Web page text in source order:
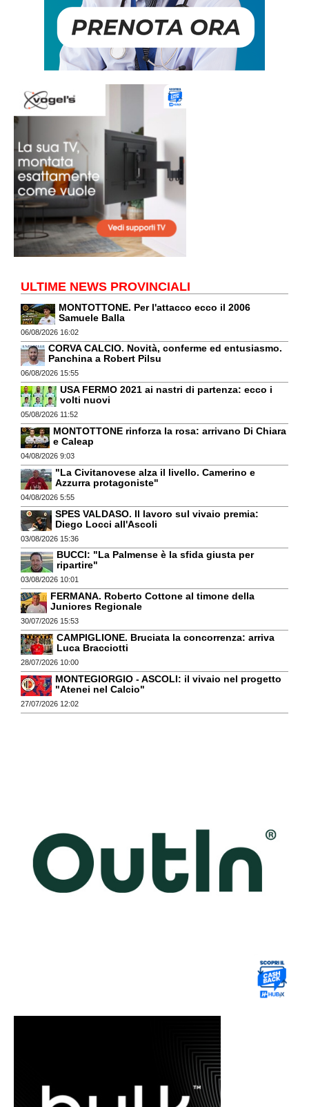
ULTIME NEWS PROVINCIALI
MONTOTTONE. Per l'attacco ecco il 2006
Samuele Balla
06/08/2026 16:02
CORVA CALCIO. Novità, conferme ed entusiasmo.
Panchina a Robert Pilsu
06/08/2026 15:55
USA FERMO 2021 ai nastri di partenza: ecco i
volti nuovi
05/08/2026 11:52
MONTOTTONE rinforza la rosa: arrivano Di Chiara
e Caleap
04/08/2026 9:03
"La Civitanovese alza il livello. Camerino e
Azzurra protagoniste"
04/08/2026 5:55
SPES VALDASO. Il lavoro sul vivaio premia:
Diego Locci all'Ascoli
03/08/2026 15:36
BUCCI: "La Palmense è la sfida giusta per
ripartire"
03/08/2026 10:01
FERMANA. Roberto Cottone al timone della
Juniores Regionale
30/07/2026 15:53
CAMPIGLIONE. Bruciata la concorrenza: arriva
Luca Bracciotti
28/07/2026 10:00
MONTEGIORGIO - ASCOLI: il vivaio nel progetto
"Atenei nel Calcio"
27/07/2026 12:02